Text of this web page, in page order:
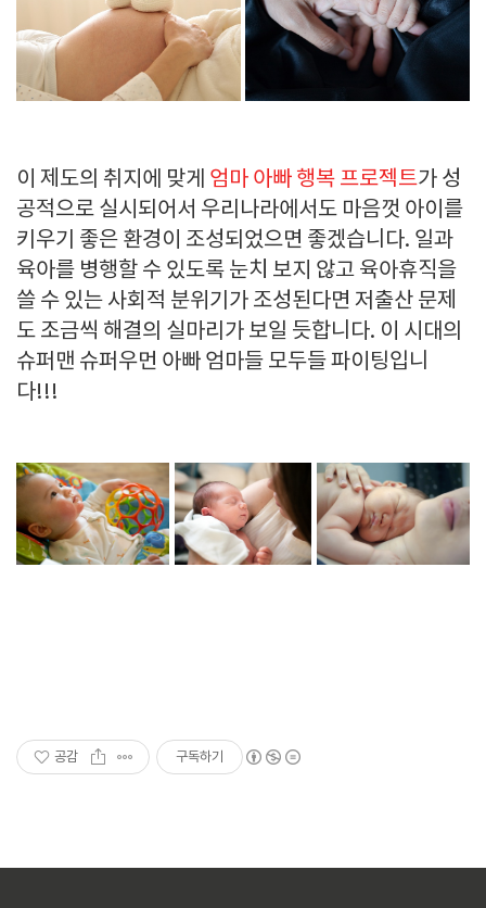
이 제도의 취지에 맞게 엄마 아빠 행복 프로젝트가 성
공적으로 실시되어서 우리나라에서도 마음껏 아이를
키우기 좋은 환경이 조성되었으면 좋겠습니다. 일과
육아를 병행할 수 있도록 눈치 보지 않고 육아휴직을
쓸 수 있는 사회적 분위기가 조성된다면 저출산 문제
도 조금씩 해결의 실마리가 보일 듯합니다. 이 시대의
슈퍼맨 슈퍼우먼 아빠 엄마들 모두들 파이팅입니
다!!!
공감 구독하기